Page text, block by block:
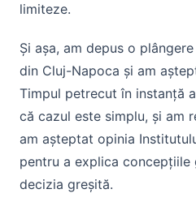
limiteze.
Și așa, am depus o
din Cluj-Napoca și am
Timpul petrecut în instanță
că cazul este simplu, și am
am așteptat opinia
pentru a explica concepțiile
decizia greșită.